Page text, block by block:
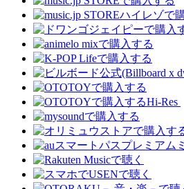
Hi-Res